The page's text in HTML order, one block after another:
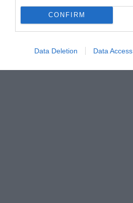
CONFIRM
Data Deletion Data Access